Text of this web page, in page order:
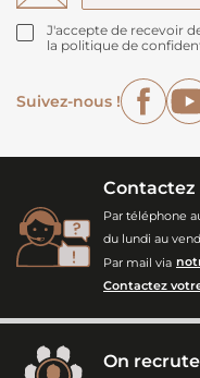
J'accepte de recevoir
la politique de
Suivez-nous !
Contactez
Par téléphone
du lundi au
Par mail via
Contactez
On